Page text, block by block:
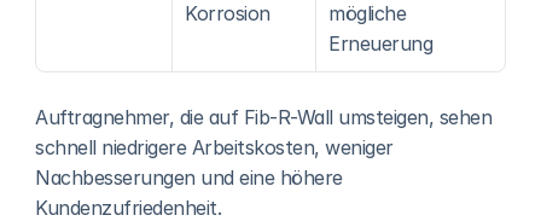
Korrosion
mögliche
Erneuerung
Auftragnehmer, die auf Fib-R-Wall umsteigen, sehen
schnell niedrigere Arbeitskosten, weniger
Nachbesserungen und eine höhere
Kundenzufriedenheit.